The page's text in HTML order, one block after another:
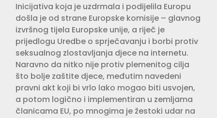
Inicijativa koja je uzdrmala i podijelila Europu
došla je od strane Europske komisije – glavnog
izvršnog tijela Europske unije, a riječ je
prijedlogu Uredbe o sprječavanju i borbi protiv
seksualnog zlostavljanja djece na internetu.
Naravno da nitko nije protiv plemenitog cilja
što bolje zaštite djece, međutim navedeni
pravni akt koji bi vrlo lako mogao biti usvojen,
a potom logično i implementiran u zemljama
članicama EU, po mnogima je žestoki udar na